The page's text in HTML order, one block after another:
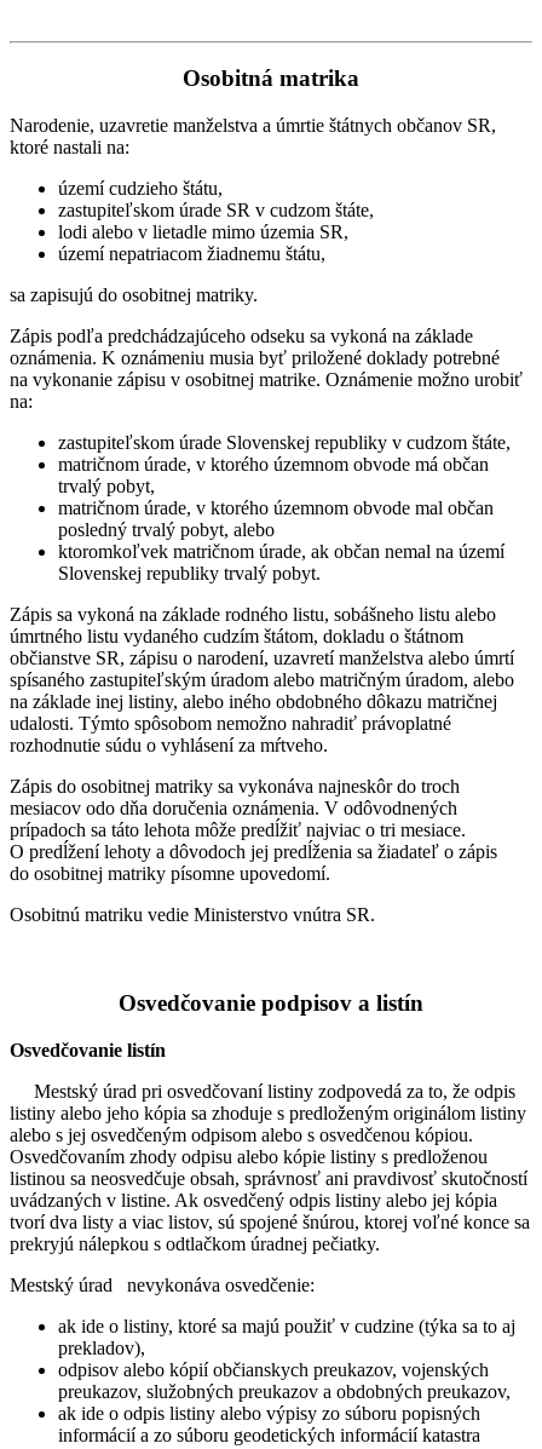
Osobitná matrika
Narodenie, uzavretie manželstva a úmrtie štátnych občanov SR,
ktoré nastali na:
území cudzieho štátu,
zastupiteľskom úrade SR v cudzom štáte,
lodi alebo v lietadle mimo územia SR,
území nepatriacom žiadnemu štátu,
sa zapisujú do osobitnej matriky.
Zápis podľa predchádzajúceho odseku sa vykoná na základe
oznámenia. K oznámeniu musia byť priložené doklady potrebné
na vykonanie zápisu v osobitnej matrike. Oznámenie možno urobiť
na:
zastupiteľskom úrade Slovenskej republiky v cudzom štáte,
matričnom úrade, v ktorého územnom obvode má občan
trvalý pobyt,
matričnom úrade, v ktorého územnom obvode mal občan
posledný trvalý pobyt, alebo
ktoromkoľvek matričnom úrade, ak občan nemal na území
Slovenskej republiky trvalý pobyt.
Zápis sa vykoná na základe rodného listu, sobášneho listu alebo
úmrtného listu vydaného cudzím štátom, dokladu o štátnom
občianstve SR, zápisu o narodení, uzavretí manželstva alebo úmrtí
spísaného zastupiteľským úradom alebo matričným úradom, alebo
na základe inej listiny, alebo iného obdobného dôkazu matričnej
udalosti. Týmto spôsobom nemožno nahradiť právoplatné
rozhodnutie súdu o vyhlásení za mŕtveho.
Zápis do osobitnej matriky sa vykonáva najneskôr do troch
mesiacov odo dňa doručenia oznámenia. V odôvodnených
prípadoch sa táto lehota môže predĺžiť najviac o tri mesiace.
O predĺžení lehoty a dôvodoch jej predĺženia sa žiadateľ o zápis
do osobitnej matriky písomne upovedomí.
Osobitnú matriku vedie Ministerstvo vnútra SR.
Osvedčovanie podpisov a listín
Osvedčovanie listín
Mestský úrad pri osvedčovaní listiny zodpovedá za to, že odpis
listiny alebo jeho kópia sa zhoduje s predloženým originálom listiny
alebo s jej osvedčeným odpisom alebo s osvedčenou kópiou.
Osvedčovaním zhody odpisu alebo kópie listiny s predloženou
listinou sa neosvedčuje obsah, správnosť ani pravdivosť skutočností
uvádzaných v listine. Ak osvedčený odpis listiny alebo jej kópia
tvorí dva listy a viac listov, sú spojené šnúrou, ktorej voľné konce sa
prekryjú nálepkou s odtlačkom úradnej pečiatky.
Mestský úrad nevykonáva osvedčenie:
ak ide o listiny, ktoré sa majú použiť v cudzine (týka sa to aj
prekladov),
odpisov alebo kópií občianskych preukazov, vojenských
preukazov, služobných preukazov a obdobných preukazov,
ak ide o odpis listiny alebo výpisy zo súboru popisných
informácií a zo súboru geodetických informácií katastra